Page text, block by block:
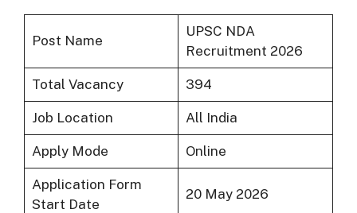
Post Name
UPSC NDA
Recruitment 2026
Total Vacancy 394
Job Location All India
Apply Mode Online
Application Form
Start Date
20 May 2026